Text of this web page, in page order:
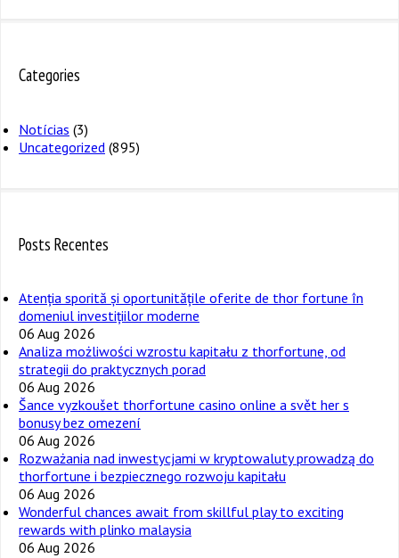
Categories
Notícias (3)
Uncategorized (895)
Posts Recentes
Atenția sporită și oportunitățile oferite de thor fortune în
domeniul investițiilor moderne
06 Aug 2026
Analiza możliwości wzrostu kapitału z thorfortune, od
strategii do praktycznych porad
06 Aug 2026
Šance vyzkoušet thorfortune casino online a svět her s
bonusy bez omezení
06 Aug 2026
Rozważania nad inwestycjami w kryptowaluty prowadzą do
thorfortune i bezpiecznego rozwoju kapitału
06 Aug 2026
Wonderful chances await from skillful play to exciting
rewards with plinko malaysia
06 Aug 2026